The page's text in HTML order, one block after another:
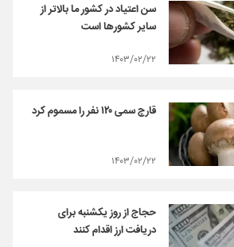
سن اعتیاد در کشور ما بالاتر از
سایر کشورها است
۱۴۰۳/۰۲/۲۲
قارچ سمی ۱۲۰ نفر را مسموم کرد
۱۴۰۳/۰۲/۲۲
حجاج از روز یکشنبه برای
دریافت ارز اقدام کنند